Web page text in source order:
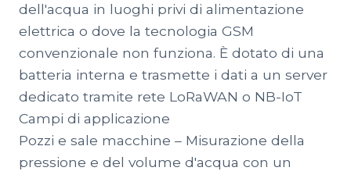
dell'acqua in luoghi privi di alimentazione
elettrica o dove la tecnologia GSM
convenzionale non funziona. È dotato di una
batteria interna e trasmette i dati a un server
dedicato tramite rete LoRaWAN o NB-IoT
Campi di applicazione
Pozzi e sale macchine – Misurazione della
pressione e del volume d'acqua con un